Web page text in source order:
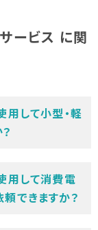
ービス に関
用して小型・軽
用して消費電
できますか？